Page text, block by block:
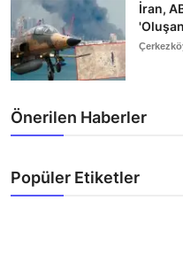
İran,
Önerilen Haberler
Popüler Etiketler